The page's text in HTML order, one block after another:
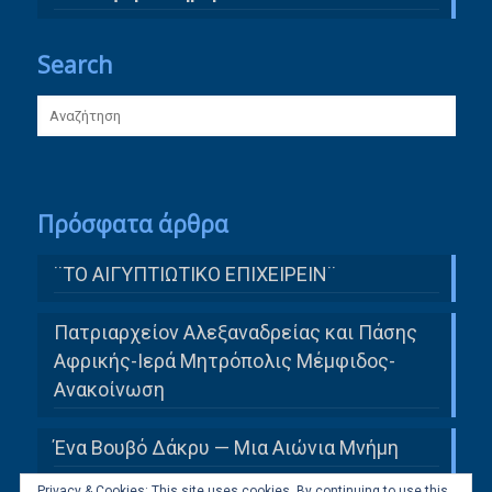
Search
Πρόσφατα άρθρα
¨ΤΟ ΑΙΓΥΠΤΙΩΤΙΚΟ ΕΠΙΧΕΙΡΕΙΝ¨
Πατριαρχείον Αλεξαναδρείας και Πάσης
Αφρικής-Ιερά Μητρόπολις Μέμφιδος-
Ανακοίνωση
Ένα Βουβό Δάκρυ — Μια Αιώνια Μνήμη